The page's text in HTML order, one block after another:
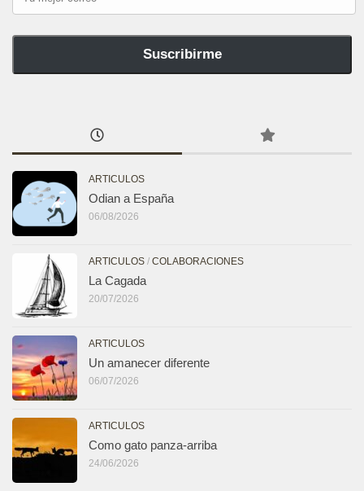
mejor
Suscribirme
ARTICULOS
Odian a España
06/08/2026
ARTICULOS / COLABORACIONES
La Cagada
20/07/2026
ARTICULOS
Un amanecer diferente
06/07/2026
ARTICULOS
Como gato panza-arriba
24/06/2026